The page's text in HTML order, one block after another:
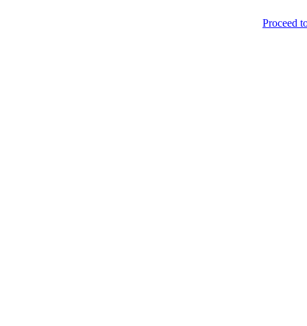
Proceed